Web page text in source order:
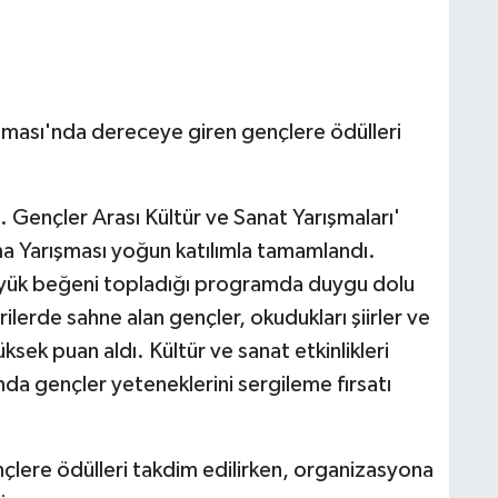
dereceye giren gençlere ödülleri
Arası Kültür ve Sanat Yarışmaları'
yoğun katılımla tamamlandı.
beğeni topladığı programda duygu dolu
sahne alan gençler, okudukları şiirler ve
puan aldı. Kültür ve sanat etkinlikleri
gençler yeteneklerini sergileme fırsatı
ödülleri takdim edilirken, organizasyona